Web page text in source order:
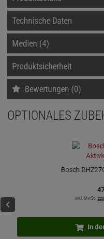
Technische Daten
Medien (4)
Produktsicherheit
Bewertungen (0)
OPTIONALES
Bosch
inkl. MwSt.
In